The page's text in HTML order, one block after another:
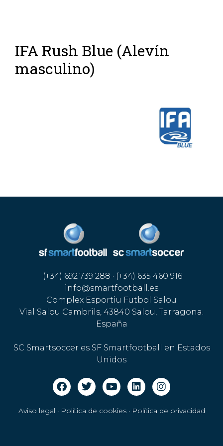
IFA Rush Blue (Alevín
masculino)
(+34) 692 739 288 · (+34) 635 460 916
info@smartfootball.es
Complex Esportiu Futbol Salou
Vial Salou Cambrils, 43840 Salou, Tarragona.
España
SC Smartsoccer es SF Smartfootball en Estados
Unidos
Aviso legal · Política de cookies· Política de privacidad